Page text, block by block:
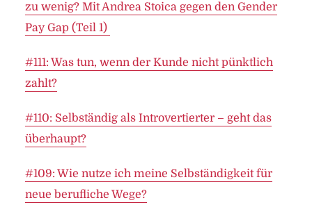
zu wenig? Mit Andrea Stoica gegen den Gender
Pay Gap (Teil 1)
#111: Was tun, wenn der Kunde nicht pünktlich
zahlt?
#110: Selbständig als Introvertierter – geht das
überhaupt?
#109: Wie nutze ich meine Selbständigkeit für
neue berufliche Wege?